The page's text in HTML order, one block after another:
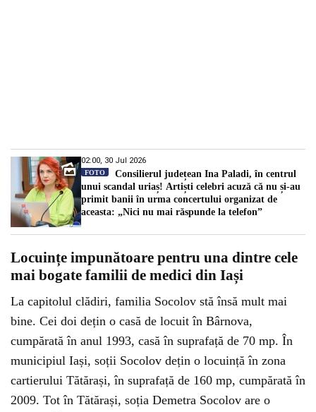
02:00, 30 Jul 2026
FOTO
Consilierul județean Ina Paladi, în centrul
unui scandal uriaș! Artiști celebri acuză că nu și-au
primit banii în urma concertului organizat de
aceasta: „Nici nu mai răspunde la telefon”
Locuințe impunătoare pentru una dintre cele
mai bogate familii de medici din Iași
La capitolul clădiri, familia Socolov stă însă mult mai
bine. Cei doi dețin o casă de locuit în Bârnova,
cumpărată în anul 1993, casă în suprafață de 70 mp. În
municipiul Iași, soții Socolov dețin o locuință în zona
cartierului Tătărași, în suprafață de 160 mp, cumpărată în
2009. Tot în Tătărași, soția Demetra Socolov are o